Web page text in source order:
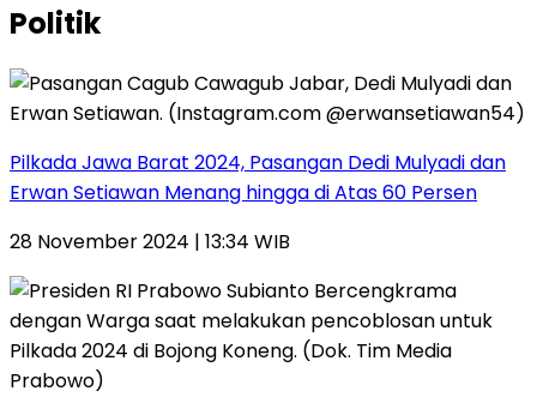
Politik
Pilkada Jawa Barat 2024, Pasangan Dedi Mulyadi dan
Erwan Setiawan Menang hingga di Atas 60 Persen
28 November 2024 | 13:34 WIB